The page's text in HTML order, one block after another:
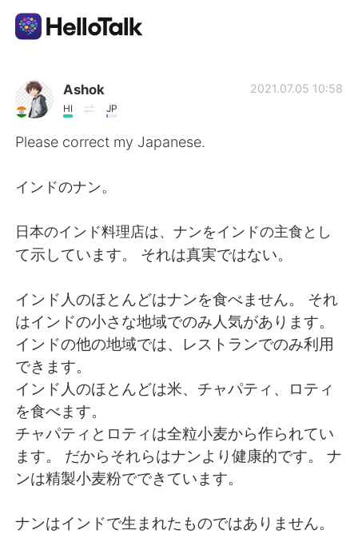
Приложение для Языкового Обмена
AI Grammar Checker
English 简体中文
العربية Français
Deutsch
한국어
Indonesia Italiano
Türkçe Tiếng Việt
Português
Ashok
HI JP
2021.07.05 10:58
Please correct my Japanese.
インドのナン。
日本のインド料理店は、ナンをインドの主食とし
て示しています。 それは真実ではない。
インド人のほとんどはナンを食べません。 それ
はインドの小さな地域でのみ人気があります。
インドの他の地域では、レストランでのみ利用
できます。
インド人のほとんどは米、チャパティ、ロティ
を食べます。
チャパティとロティは全粒小麦から作られてい
ます。 だからそれらはナンより健康的です。 ナ
ンは精製小麦粉でできています。
ナンはインドで生まれたものではありません。